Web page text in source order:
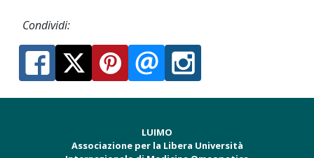
Condividi:
LUIMO
Associazione per la Libera Università